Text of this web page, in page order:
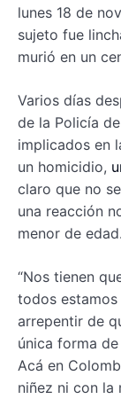
lunes 18 de
sujeto fue
murió en un
Varios días
de la Policía
implicados en
un homicidio,
claro que no
una reacción
menor de edad.
“Nos tienen
todos estamos
arrepentir de
única forma
Acá en
niñez ni con la